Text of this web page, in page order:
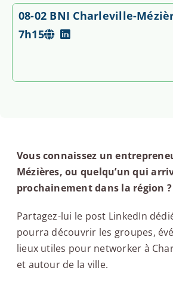
08-02 BNI Charleville-
7h15
Vous connaissez un
Mézières, ou quelqu’un qui
prochainement dans la région ?
Partagez-lui le post LinkedIn
pourra découvrir les groupes,
lieux utiles pour networker à
et autour de la ville.